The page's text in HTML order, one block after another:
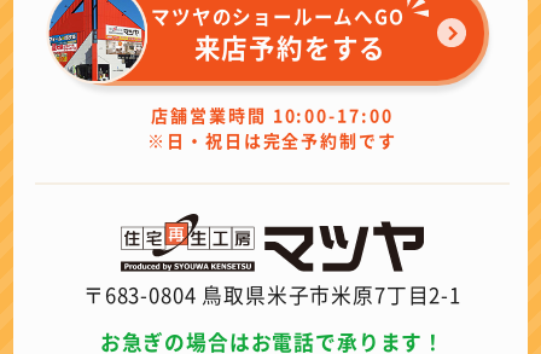
マツヤのショールームへGO
来店予約をする
店舗営業時間 10:00-17:00
※日・祝日は完全予約制です
〒683-0804 鳥取県米子市米原7丁目2-1
お急ぎの場合はお電話で承ります！